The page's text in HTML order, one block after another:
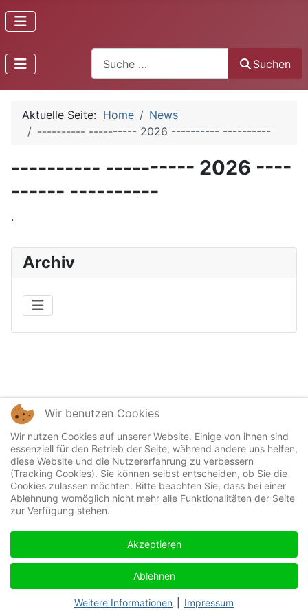
Suchen
Archiv
Aktuelle Seite: Home
News
---------- ---------- 2026 ---------- ----------
---------- ---------- 2026 ----
------ ----------
.
Wir benutzen Cookies
Wir nutzen Cookies auf unserer Website. Einige von ihnen sind
essenziell für den Betrieb der Seite, während andere uns helfen,
diese Website und die Nutzererfahrung zu verbessern
(Tracking Cookies). Sie können selbst entscheiden, ob Sie die
Cookies zulassen möchten. Bitte beachten Sie, dass bei einer
Ablehnung womöglich nicht mehr alle Funktionalitäten der Seite
zur Verfügung stehen.
Akzeptieren
Ablehnen
Weitere Informationen Impressum